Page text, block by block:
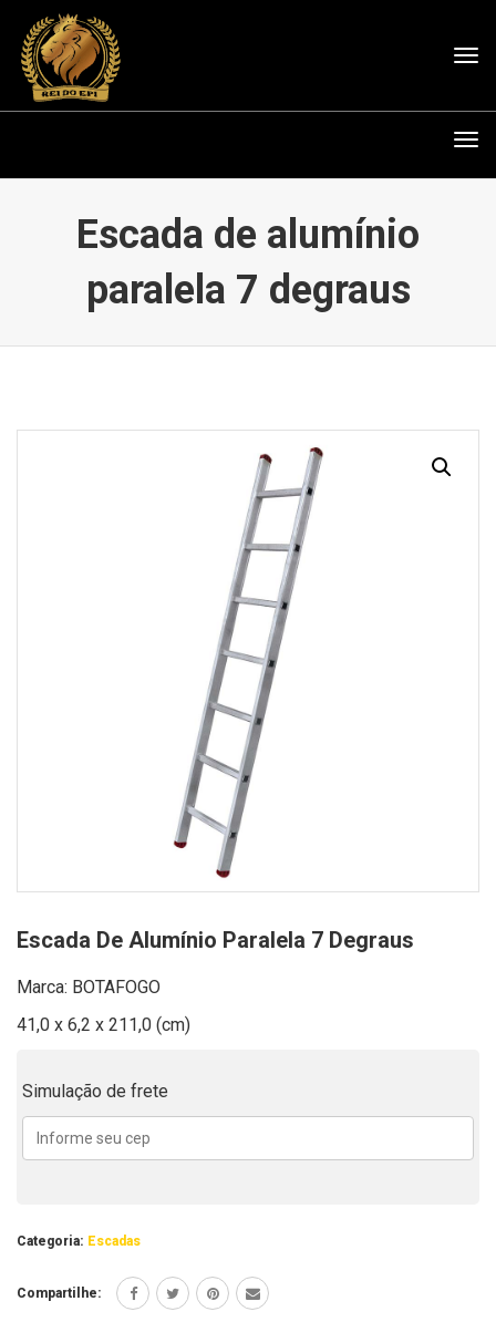
Escada de alumínio
paralela 7 degraus
Escada De Alumínio Paralela 7 Degraus
Marca: BOTAFOGO
41,0 x 6,2 x 211,0 (cm)
Simulação de frete
Categoria: Escadas
Compartilhe: